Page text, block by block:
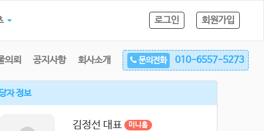
로그인 회원가입
문의전화 010-6557-5273
의뢰 공지사항 회사소개
자 정보
김정선 대표 미니홈